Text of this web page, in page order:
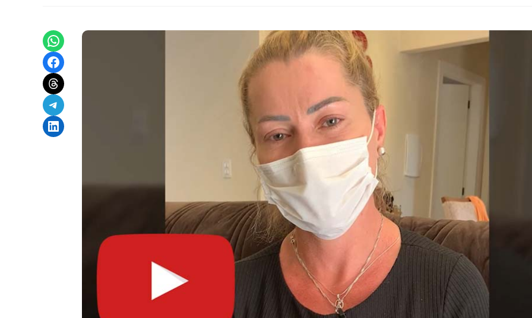
Share on WhatsApp
Share on Facebook
Share on Threads
Share on Telegram
Share on LinkedIn